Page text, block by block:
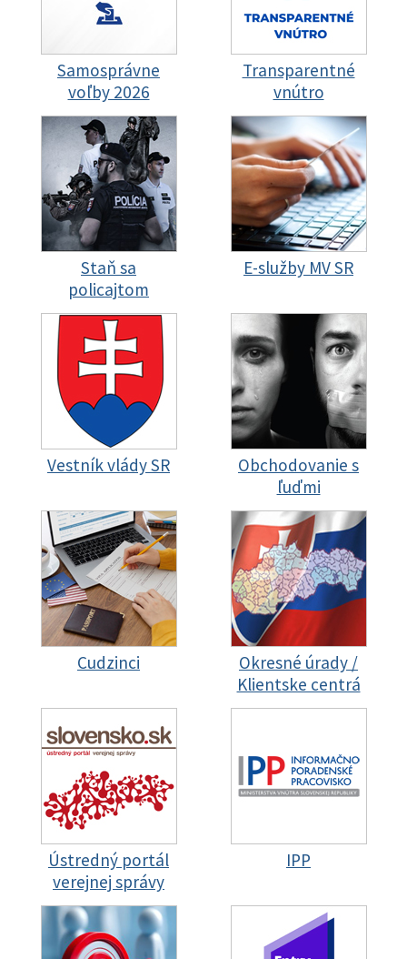
Samosprávne
voľby 2026
Transparentné
vnútro
Staň sa
policajtom
E-služby MV SR
Vestník vlády SR
Obchodovanie s
ľuďmi
Cudzinci
Okresné úrady /
Klientske centrá
Ústredný portál
verejnej správy
IPP